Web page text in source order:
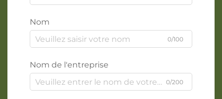
Nom
0/100
Nom de l'entreprise
0/200